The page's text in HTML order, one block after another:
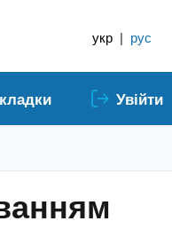
укр | рус
Увійти